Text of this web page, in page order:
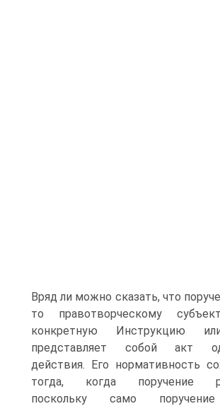
Вряд ли можно сказать, что
то правотворческому
конкретную Инструкцию
представляет собой акт
действия. Его нормативность
тогда, когда поручение
поскольку само